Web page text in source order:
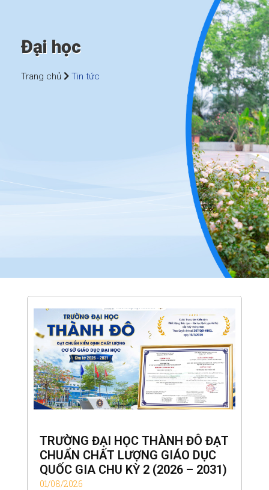
Đại học
Trang chủ Tin tức
TRƯỜNG ĐẠI HỌC THÀNH ĐÔ ĐẠT
CHUẨN CHẤT LƯỢNG GIÁO DỤC
QUỐC GIA CHU KỲ 2 (2026 – 2031)
01/08/2026